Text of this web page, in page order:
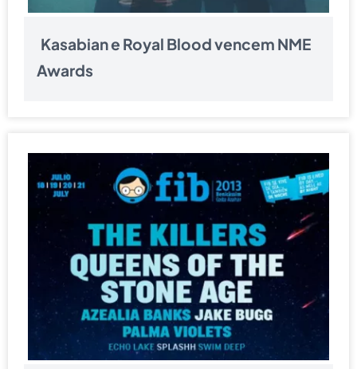
Kasabian e Royal Blood vencem NME
Awards